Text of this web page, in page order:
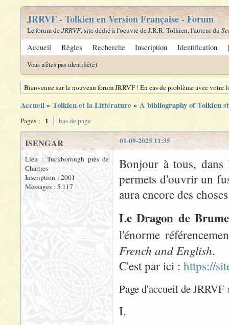
JRRVF - Tolkien en Version Française - Forum
Le forum deJRRVF, site dédié à l'oeuvre de J.R.R. Tolkien, l'auteur du
Accueil Règles Recherche Inscription Identification
Vous n'êtes pas identifié(e).
Bienvenue sur le nouveau forum JRRVF ! En cas de problème avec
Accueil» Tolkien et la Littérature » A bibliography of Tolkien
Pages : 1 bas de page
01-09-2025 11:35
ISENGAR
Lieu : Tuckborough près de
Chartres
Inscription : 2001
Messages : 5 117
Bonjour à tous,
permets d'ouvrir un
aura encore des
Le Dragon de Brume
l'énorme
French and English.
C'est par ici : https://
Page d'accueil de JRRVF
I.